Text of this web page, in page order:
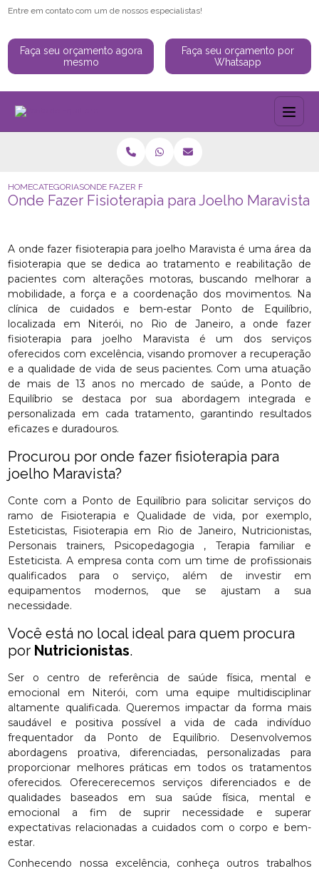
Entre em contato com um de nossos especialistas!
Faça seu orçamento agora
mesmo
Faça seu orçamento por
Whatsapp
HOMECATEGORIASONDE FAZER FISIOTERAPIA PARA JOELHO MARAVISTA
Onde Fazer Fisioterapia para Joelho Maravista
A onde fazer fisioterapia para joelho Maravista é uma área da
fisioterapia que se dedica ao tratamento e reabilitação de
pacientes com alterações motoras, buscando melhorar a
mobilidade, a força e a coordenação dos movimentos. Na
clínica de cuidados e bem-estar Ponto de Equilíbrio,
localizada em Niterói, no Rio de Janeiro, a onde fazer
fisioterapia para joelho Maravista é um dos serviços
oferecidos com excelência, visando promover a recuperação
e a qualidade de vida de seus pacientes. Com uma atuação
de mais de 13 anos no mercado de saúde, a Ponto de
Equilíbrio se destaca por sua abordagem integrada e
personalizada em cada tratamento, garantindo resultados
eficazes e duradouros.
Procurou por onde fazer fisioterapia para
joelho Maravista?
Conte com a Ponto de Equilíbrio para solicitar serviços do
ramo de Fisioterapia e Qualidade de vida, por exemplo,
Esteticistas, Fisioterapia em Rio de Janeiro, Nutricionistas,
Personais trainers, Psicopedagogia , Terapia familiar e
Esteticista. A empresa conta com um time de profissionais
qualificados para o serviço, além de investir em
equipamentos modernos, que se ajustam a sua
necessidade.
Você está no local ideal para quem procura
por Nutricionistas.
Ser o centro de referência de saúde física, mental e
emocional em Niterói, com uma equipe multidisciplinar
altamente qualificada. Queremos impactar da forma mais
saudável e positiva possível a vida de cada indivíduo
frequentador da Ponto de Equilíbrio. Desenvolvemos
abordagens proativa, diferenciadas, personalizadas para
proporcionar melhores práticas em todos os tratamentos
oferecidos. Oferecerecemos serviços diferenciados e de
qualidades baseados em sua saúde física, mental e
emocional a fim de suprir necessidade e superar
expectativas relacionadas a cuidados com o corpo e bem-
estar.
Conhecendo nossa excelência, conheça outros trabalhos